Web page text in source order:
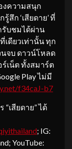
งความสนุก
ก ‘เสียดาย’ ที่
รับชมได้ผ่าน
เดียวเท่านั้น ทุก
นจบ ดาวน์โหลด
เน็ต ทั้งสมาร์ต
Play ไม่มี
f34caJ-b7
เสียดาย” ได้
; IG:
YouTube: